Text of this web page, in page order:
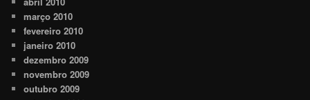
março 2010
fevereiro 2010
janeiro 2010
dezembro 2009
novembro 2009
outubro 2009